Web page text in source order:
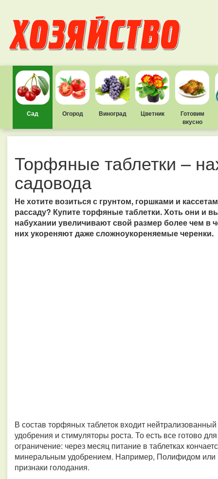
Сад Огород Виноград Цветник
Готовим
вкусно
Торфяные таблетки –
садовода
Не хотите возиться с грунтом, горшками и
рассаду? Купите торфяные таблетки. Хоть они и
набухании увеличивают свой размер более чем
них укореняют даже сложноукореняемые черенки.
В состав торфяных таблеток входит
удобрения и стимуляторы роста. То есть все готово
ограничение: через месяц питание в таблетках
минеральным удобрением. Например, Полифидом или
признаки голодания.